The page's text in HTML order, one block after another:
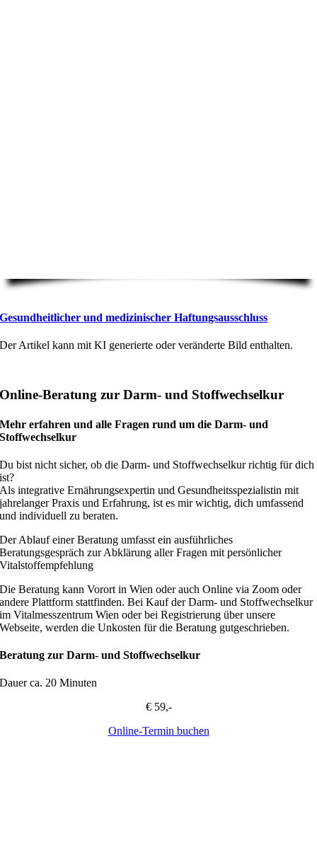
Gesundheitlicher und medizinischer Haftungsausschluss
Der Artikel kann mit KI generierte oder veränderte Bild enthalten.
Online-Beratung zur Darm- und Stoffwechselkur
Mehr erfahren und alle Fragen rund um die Darm- und
Stoffwechselkur
Du bist nicht sicher, ob die Darm- und Stoffwechselkur richtig für dich
ist?
Als integrative Ernährungsexpertin und Gesundheitsspezialistin mit
jahrelanger Praxis und Erfahrung, ist es mir wichtig, dich umfassend
und individuell zu beraten.
Der Ablauf einer Beratung umfasst ein ausführliches
Beratungsgespräch zur Abklärung aller Fragen mit persönlicher
Vitalstoffempfehlung
Die Beratung kann Vorort in Wien oder auch Online via Zoom oder
andere Plattform stattfinden. Bei Kauf der Darm- und Stoffwechselkur
im Vitalmesszentrum Wien oder bei Registrierung über unsere
Webseite, werden die Unkosten für die Beratung gutgeschrieben.
Beratung zur Darm- und Stoffwechselkur
Dauer ca. 20 Minuten
€ 59,-
Online-Termin buchen